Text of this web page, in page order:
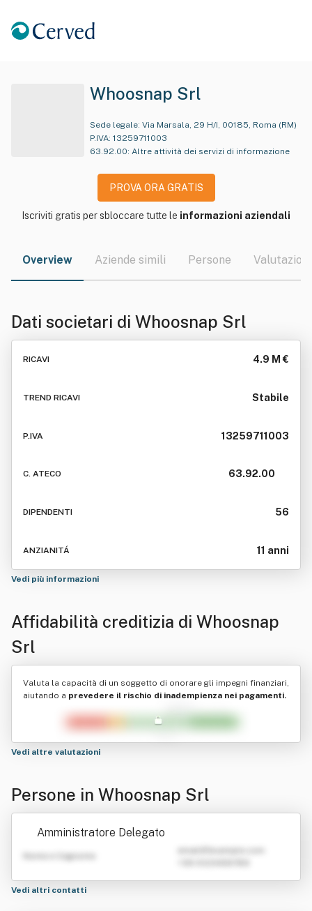
Whoosnap Srl
Sede legale: Via Marsala, 29 H/I, 00185, Roma (RM)
P.IVA: 13259711003
63.92.00: Altre attività dei servizi di informazione
PROVA ORA GRATIS
Iscriviti gratis per sbloccare tutte le informazioni aziendali
Overview Aziende simili Persone Valutazioni
Dati societari di Whoosnap Srl
RICAVI 4.9 M €
TREND RICAVI Stabile
P.IVA 13259711003
C. ATECO 63.92.00
DIPENDENTI 56
ANZIANITÁ 11 anni
Vedi più informazioni
Affidabilità creditizia di Whoosnap
Srl
Valuta la capacità di un soggetto di onorare gli impegni finanziari,
aiutando a prevedere il rischio di inadempienza nei pagamenti.
Vedi altre valutazioni
Persone in Whoosnap Srl
Amministratore Delegato
Nome e Cognome
Vedi altri contatti